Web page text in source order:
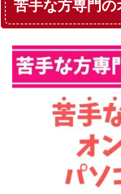
苦手な方専門